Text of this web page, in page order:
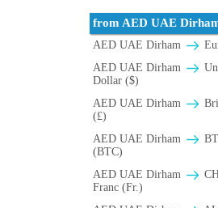
from AED UAE
AED UAE Dirham
AED UAE Dirham
Dollar ($)
AED UAE Dirham
(£)
AED UAE Dirham
(BTC)
AED UAE Dirham
Franc (Fr.)